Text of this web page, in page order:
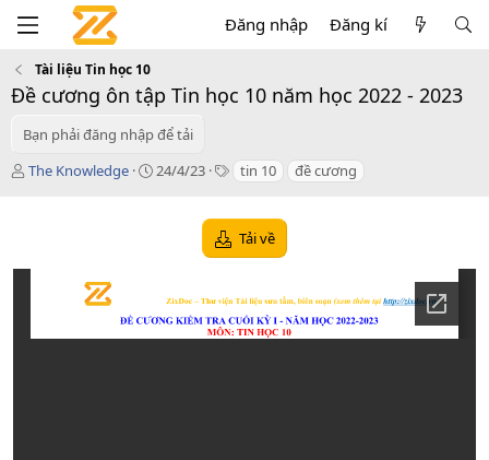
Đăng nhập Đăng kí
Tài liệu Tin học 10
Đề cương ôn tập Tin học 10 năm học 2022 - 2023
Bạn phải đăng nhập để tải
T
ả
The Knowledge
C
d
24/4/23
T tin 10 đề cương
Tải về